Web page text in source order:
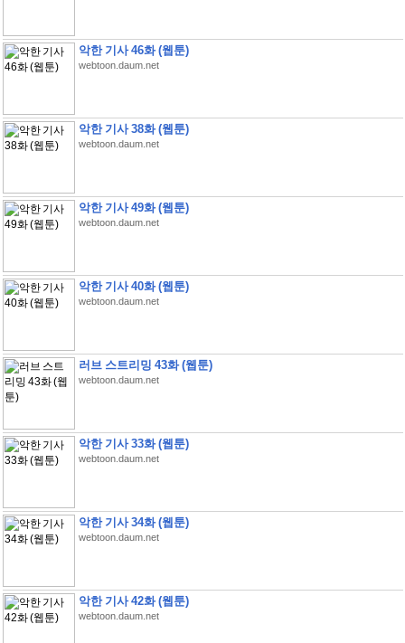
악한 기사 46화 (웹툰)
webtoon.daum.net
악한 기사 38화 (웹툰)
webtoon.daum.net
악한 기사 49화 (웹툰)
webtoon.daum.net
악한 기사 40화 (웹툰)
webtoon.daum.net
러브 스트리밍 43화 (웹툰)
webtoon.daum.net
악한 기사 33화 (웹툰)
webtoon.daum.net
악한 기사 34화 (웹툰)
webtoon.daum.net
악한 기사 42화 (웹툰)
webtoon.daum.net